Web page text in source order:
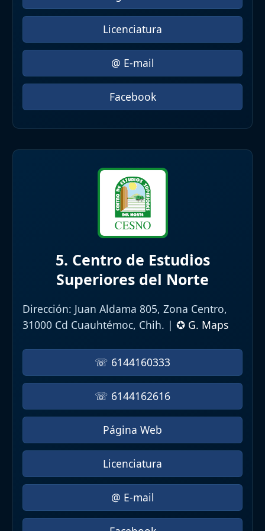
Licenciatura
@ E-mail
Facebook
5. Centro de Estudios
Superiores del Norte
Dirección: Juan Aldama 805, Zona Centro,
31000 Cd Cuauhtémoc, Chih. | ✪ G. Maps
☏ 6144160333
☏ 6144162616
Página Web
Licenciatura
@ E-mail